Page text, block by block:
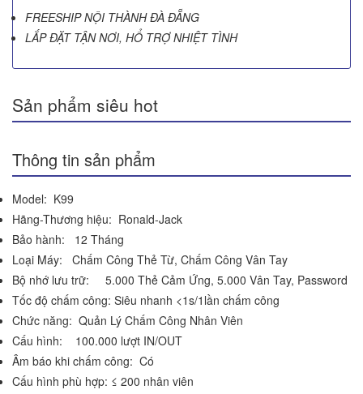
FREESHIP NỘI THÀNH ĐÀ ĐẴNG
LẮP ĐẶT TẬN NƠI, HỔ TRỢ NHIỆT TÌNH
Sản phẩm siêu hot
Thông tin sản phẩm
Model: K99
Hãng-Thương hiệu: Ronald-Jack
Bảo hành: 12 Tháng
Loại Máy: Chấm Công Thẻ Từ, Chấm Công Vân Tay
Bộ nhớ lưu trữ: 5.000 Thẻ Cảm Ứng, 5.000 Vân Tay, Password
Tốc độ chấm công: Siêu nhanh <1s/1lần chấm công
Chức năng: Quản Lý Chấm Công Nhân Viên
Cấu hình: 100.000 lượt IN/OUT
Âm báo khi chấm công: Có
Cấu hình phù hợp: ≤ 200 nhân viên